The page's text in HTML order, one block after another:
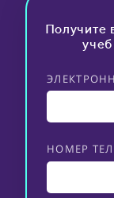
Получите
НОМЕР